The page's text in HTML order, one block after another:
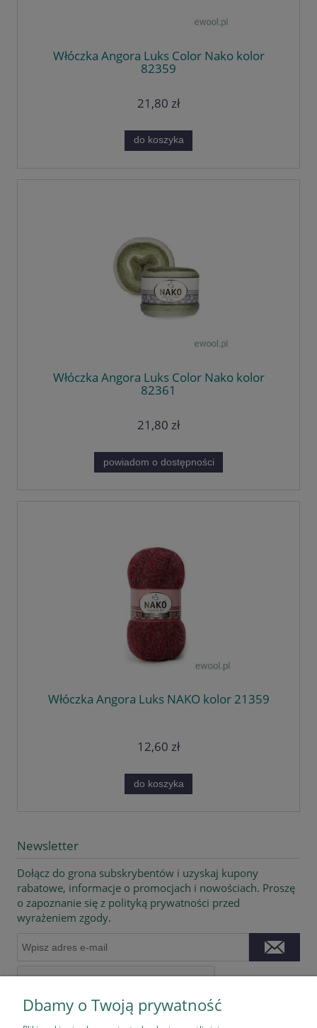
Włóczka Angora Luks Color Nako kolor
82359
21,80 zł
do koszyka
Włóczka Angora Luks Color Nako kolor
82361
21,80 zł
powiadom o dostępności
Włóczka Angora Luks NAKO kolor 21359
12,60 zł
do koszyka
Newsletter
Dołącz do grona subskrybentów i uzyskaj kupony
rabatowe, informacje o promocjach i nowościach. Proszę
o zapoznanie się z polityką prywatności przed
wyrażeniem zgody.
Dbamy o Twoją prywatność